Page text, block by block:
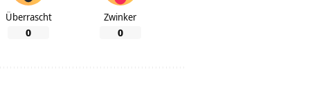
Überrascht
0
Zwinker
0